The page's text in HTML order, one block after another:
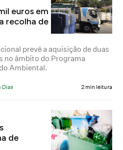
euros em
recolha de
prevê a aquisição de duas
no âmbito do Programa
Ambiental.
Dias 2 min leitura
de